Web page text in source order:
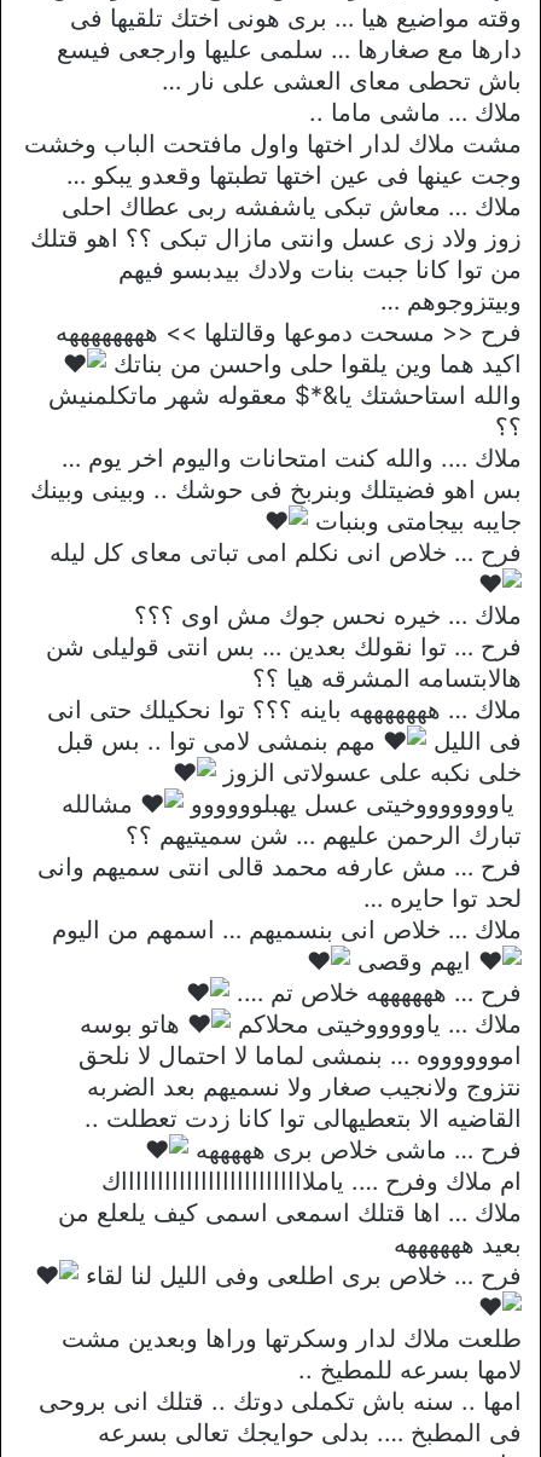
وقته مواضيع هيا … برى هونى اختك تلقيها فى
دارها مع صغارها … سلمى عليها وارجعى فيسع
باش تحطى معاى العشى على نار …
ملاك … ماشى ماما ..
مشت ملاك لدار اختها واول مافتحت الباب وخشت
وجت عينها فى عين اختها تطبتها وقعدو يبكو …
ملاك … معاش تبكى ياشفشه ربى عطاك احلى
زوز ولاد زى عسل وانتى مازال تبكى ؟؟ اهو قتلك
من توا كانا جبت بنات ولادك بيدبسو فيهم
وبيتزوجوهم …
فرح << مسحت دموعها وقالتلها >> ههههههههه
اكيد هما وين يلقوا حلى واحسن من بناتك
والله استاحشتك يا&*$ معقوله شهر ماتكلمنيش
؟؟
ملاك …. والله كنت امتحانات واليوم اخر يوم …
بس اهو فضيتلك وبنربخ فى حوشك .. وبينى وبينك
جايبه بيجامتى وبنبات
فرح … خلاص انى نكلم امى تباتى معاى كل ليله
ملاك … خيره نحس جوك مش اوى ؟؟؟
فرح … توا نقولك بعدين … بس انتى قوليلى شن
هالابتسامه المشرقه هيا ؟؟
ملاك … هههههههه باينه ؟؟؟ توا نحكيلك حتى انى
فى الليل
مهم بنمشى لامى توا .. بس قبل
خلى نكبه على عسولاتى الزوز
ياوووووووخيتى عسل يهبلوووووو
مشالله
تبارك الرحمن عليهم … شن سميتيهم ؟؟
فرح … مش عارفه محمد قالى انتى سميهم وانى
لحد توا حايره …
ملاك … خلاص انى بنسميهم … اسمهم من اليوم
ايهم وقصى
فرح … ههههههه خلاص تم ….
ملاك … ياوووووخيتى محلاكم
هاتو بوسه
امووووووه … بنمشى لماما لا احتمال لا نلحق
نتزوج ولانجيب صغار ولا نسميهم بعد الضربه
القاضيه الا بتعطيهالى توا كانا زدت تعطلت ..
فرح … ماشى خلاص برى هههههه
ام ملاك وفرح …. ياملااااااااااااااااااااااااااك
ملاك … اها قتلك اسمعى اسمى كيف يلعلع من
بعيد ههههههه
فرح … خلاص برى اطلعى وفى الليل لنا لقاء
طلعت ملاك لدار وسكرتها وراها وبعدين مشت
لامها بسرعه للمطيخ ..
امها .. سنه باش تكملى دوتك .. قتلك انى بروحى
فى المطبخ …. بدلى حوايجك تعالى بسرعه